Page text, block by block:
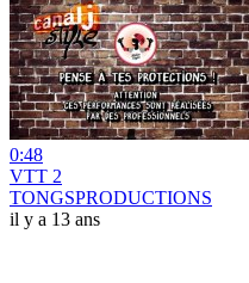
0:48
VTT 2
TONGSPRODUCTIONS
il y a 13 ans